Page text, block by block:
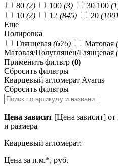
80 (2) 100 (3) 30 100
10 (2) 12 (845) 20
Еще
Полировка
Глянцевая (676) Матовая
Матовая/Полуглянец/Глянцевая
Применить фильтр (0)
Сбросить фильтры
Кварцевый агломерат Avarus
Сбросить фильтры
Цена зависит [Цена зависит]
и размера
Кварцевый агломерат:
Цена за п.м.*, руб.